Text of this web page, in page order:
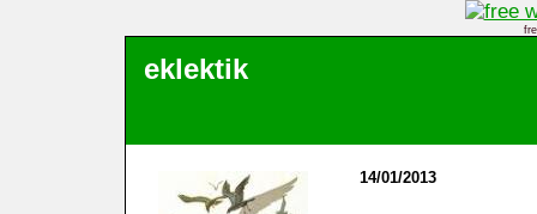
eklektik
14/01/2013